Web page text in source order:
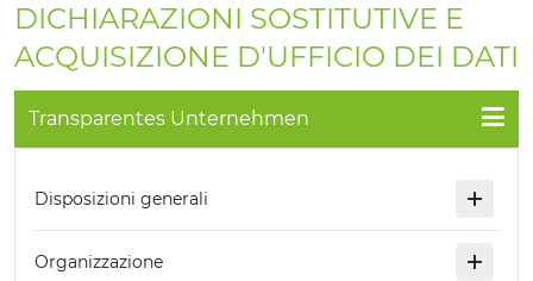
GEBIET
OUTDOOR
DICHIARAZIONI SOSTITUTIVE E
ACQUISIZIONE D'UFFICIO DEI DATI
Transparentes Unternehmen
Disposizioni generali
Organizzazione